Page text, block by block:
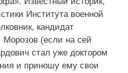
Института военной
кандидат
Морозов (если на сей
стал уже доктором
и приношу ему свои